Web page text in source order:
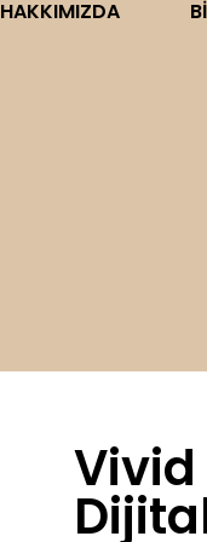
HAKKIMIZDA